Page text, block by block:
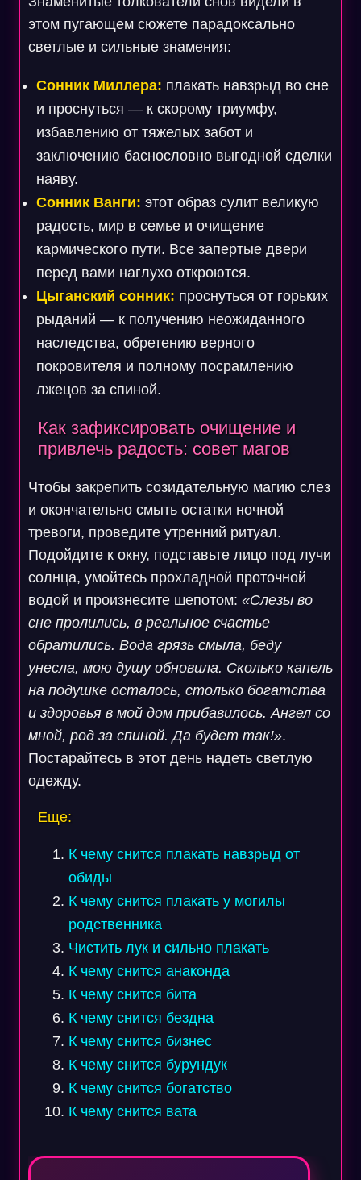
этом пугающем сюжете парадоксально
светлые и сильные знамения:
Сонник Миллера: плакать навзрыд во сне
и проснуться — к скорому триумфу,
избавлению от тяжелых забот и
заключению баснословно выгодной сделки
наяву.
Сонник Ванги: этот образ сулит великую
радость, мир в семье и очищение
кармического пути. Все запертые двери
перед вами наглухо откроются.
Цыганский сонник: проснуться от горьких
рыданий — к получению неожиданного
наследства, обретению верного
покровителя и полному посрамлению
лжецов за спиной.
Как зафиксировать очищение и
привлечь радость: совет магов
Чтобы закрепить созидательную магию слез
и окончательно смыть остатки ночной
тревоги, проведите утренний ритуал.
Подойдите к окну, подставьте лицо под лучи
солнца, умойтесь прохладной проточной
водой и произнесите шепотом: «Слезы во
сне пролились, в реальное счастье
обратились. Вода грязь смыла, беду
унесла, мою душу обновила. Сколько капель
на подушке осталось, столько богатства
и здоровья в мой дом прибавилось. Ангел со
мной, род за спиной. Да будет так!».
Постарайтесь в этот день надеть светлую
одежду.
Еще:
К чему снится плакать навзрыд от
обиды
К чему снится плакать у могилы
родственника
Чистить лук и сильно плакать
К чему снится анаконда
К чему снится бита
К чему снится бездна
К чему снится бизнес
К чему снится бурундук
К чему снится богатство
К чему снится вата
Навигация